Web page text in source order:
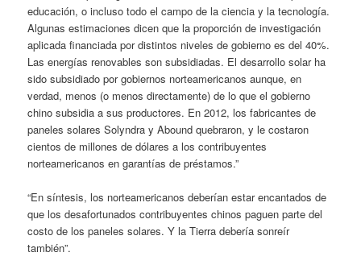
educación, o incluso todo el campo de la ciencia y la tecnología.
Algunas estimaciones dicen que la proporción de investigación
aplicada financiada por distintos niveles de gobierno es del 40%.
Las energías renovables son subsidiadas. El desarrollo solar ha
sido subsidiado por gobiernos norteamericanos aunque, en
verdad, menos (o menos directamente) de lo que el gobierno
chino subsidia a sus productores. En 2012, los fabricantes de
paneles solares Solyndra y Abound quebraron, y le costaron
cientos de millones de dólares a los contribuyentes
norteamericanos en garantías de préstamos.”
“En síntesis, los norteamericanos deberían estar encantados de
que los desafortunados contribuyentes chinos paguen parte del
costo de los paneles solares. Y la Tierra debería sonreír
también”.